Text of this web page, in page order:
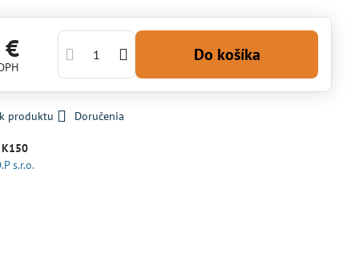
€ Do košíka
produktu Doručenia
K150
s.r.o.